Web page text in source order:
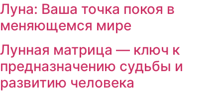
Луна: Ваша точка покоя в
меняющемся мире
Лунная матрица — ключ к
предназначению судьбы и
развитию человека